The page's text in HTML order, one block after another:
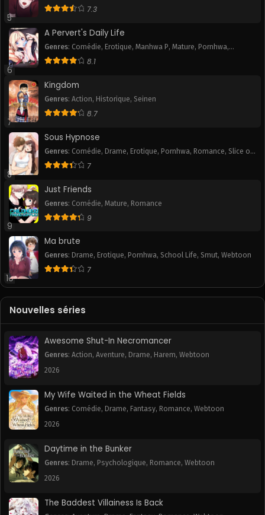
5
7.3
6
A Pervert's Daily Life
Genres: Comédie, Erotique, Manhwa P, Mature, Pornhwa,
Romance,Slice of Life
8.1
7
Kingdom
Genres: Action, Historique, Seinen
8.7
8
Sous Hypnose
Genres: Comédie, Drame, Erotique, Pornhwa, Romance, Slice of
Life,Smut 7
9
Just Friends
Genres: Comédie, Mature, Romance
9
10
Ma brute
Genres: Drame, Erotique, Pornhwa, School Life, Smut, Webtoon
7
Nouvelles séries
Awesome Shut-In Necromancer
Genres: Action, Aventure, Drame, Harem, Webtoon
2026
My Wife Waited in the Wheat Fields
Genres: Comédie, Drame, Fantasy, Romance, Webtoon
2026
Daytime in the Bunker
Genres: Drame, Psychologique, Romance, Webtoon
2026
The Baddest Villainess Is Back